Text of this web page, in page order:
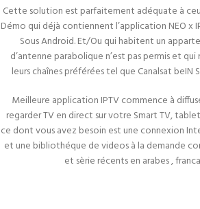
Cette solution est parfaitement adéquate à
Démo qui déjà contiennent l’application NEO x
Sous Android. Et/Ou qui habitent un
d’antenne parabolique n’est pas permis et
leurs chaînes préférées tel que Canalsat beIN
Meilleure application IPTV commence à
regarder TV en direct sur votre Smart TV,
ce dont vous avez besoin est une connexion
et une bibliothéque de videos à la demande
et sèrie récents en arabes ,